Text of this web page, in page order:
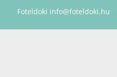
Foteldoki info@foteldoki.hu